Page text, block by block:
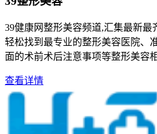
39健康网整形美容频道,汇集最新最
轻松找到最专业的整形美容医院、
面的术前术后注意事项等整形美容
查看详情